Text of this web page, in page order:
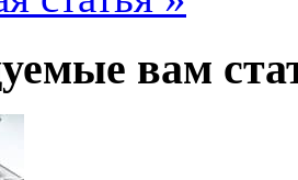
вам